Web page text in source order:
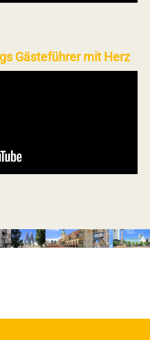
Gästeführer mit Herz